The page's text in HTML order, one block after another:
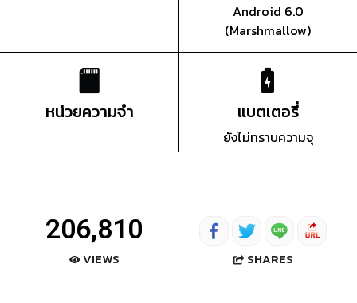
Android 6.0
(Marshmallow)
หน่วยความจำ แบตเตอรี่
ยังไม่ทราบความจุ
206,810
VIEWS SHARES